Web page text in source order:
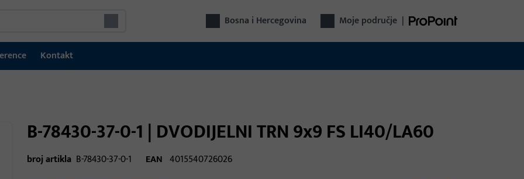
Bosna i Hercegovina Moje područje |
Kontakt
B-78430-37-0-1 | DVODIJELNI TRN 9x9 FS LI40/LA60
broj artikla B-78430-37-0-1 EAN 4015540726026